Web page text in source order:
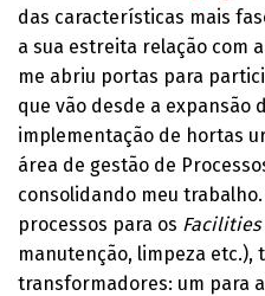
das características mais
a sua estreita relação com
me abriu portas para
que vão desde a expansão
implementação de hortas
área de gestão de
consolidando meu
processos para os Facilities
manutenção, limpeza
transformadores: um para